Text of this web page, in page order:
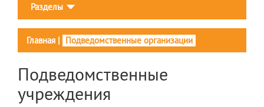
Разделы
Главная | Подведомственные организации
Подведомственные
учреждения